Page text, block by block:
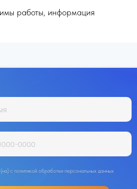
работы, информация
с политикой обработки персональных данных